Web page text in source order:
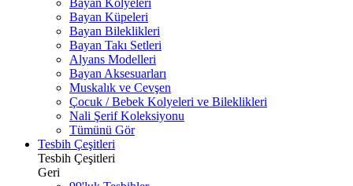
Bayan Kolyeleri
Bayan Küpeleri
Bayan Bileklikleri
Bayan Takı Setleri
Alyans Modelleri
Bayan Aksesuarları
Muskalık ve Cevşen
Çocuk / Bebek Kolyeleri ve Bileklikleri
Nali Şerif Koleksiyonu
Tümünü Gör
Tesbih Çeşitleri
Tesbih Çeşitleri
Geri